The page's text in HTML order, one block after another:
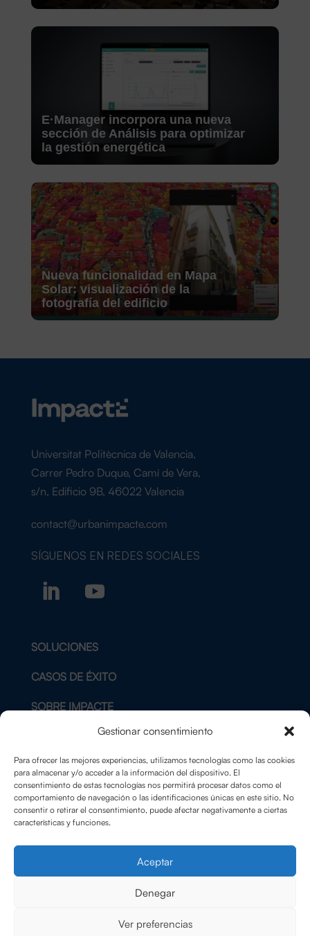
Gestionar consentimiento
Para ofrecer las mejores experiencias, utilizamos tecnologías como las cookies
para almacenar y/o acceder a la información del dispositivo. El
consentimiento de estas tecnologías nos permitirá procesar datos como el
comportamiento de navegación o las identificaciones únicas en este sitio. No
consentir o retirar el consentimiento, puede afectar negativamente a ciertas
características y funciones.
Aceptar
Denegar
Ver preferencias
E·Manager incorpora una nueva
sección de Análisis para optimizar
la gestión energética
Nueva funcionalidad en Mapa
Solar: visualización de la
fotografía del edificio
Universitat Politècnica de Valencia,
Carrer Pedro Duque, Camí de Vera,
s/n, Edificio 9B, 46022 Valencia
contact@urbanimpacte.com
SÍGUENOS EN REDES SOCIALES
SOLUCIONES
CASOS DE ÉXITO
SOBRE IMPACTE
CONTACTO
AVISO LEGAL
POLÍTICA DE COOKIES
© Copyright ImpactE 2025